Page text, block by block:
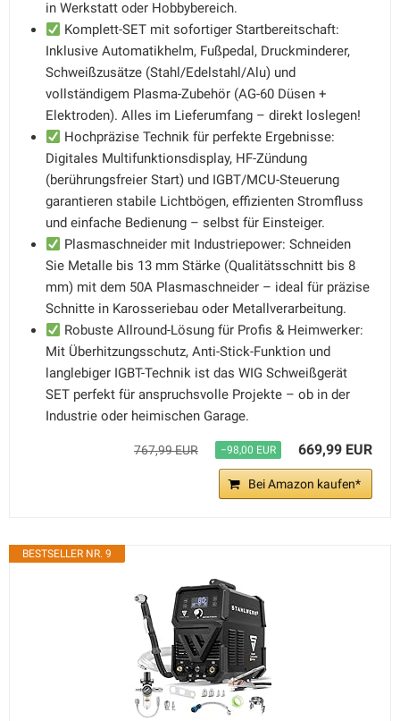
in Werkstatt oder Hobbybereich.
Komplett-SET mit sofortiger Startbereitschaft:
Inklusive Automatikhelm, Fußpedal, Druckminderer,
Schweißzusätze (Stahl/Edelstahl/Alu) und
vollständigem Plasma-Zubehör (AG-60 Düsen +
Elektroden). Alles im Lieferumfang – direkt loslegen!
Hochpräzise Technik für perfekte Ergebnisse:
Digitales Multifunktionsdisplay, HF-Zündung
(berührungsfreier Start) und IGBT/MCU-Steuerung
garantieren stabile Lichtbögen, effizienten Stromfluss
und einfache Bedienung – selbst für Einsteiger.
Plasmaschneider mit Industriepower: Schneiden
Sie Metalle bis 13 mm Stärke (Qualitätsschnitt bis 8
mm) mit dem 50A Plasmaschneider – ideal für präzise
Schnitte in Karosseriebau oder Metallverarbeitung.
Robuste Allround-Lösung für Profis & Heimwerker:
Mit Überhitzungsschutz, Anti-Stick-Funktion und
langlebiger IGBT-Technik ist das WIG Schweißgerät
SET perfekt für anspruchsvolle Projekte – ob in der
Industrie oder heimischen Garage.
767,99 EUR −98,00 EUR 669,99 EUR
Bei Amazon kaufen*
BESTSELLER NR. 9